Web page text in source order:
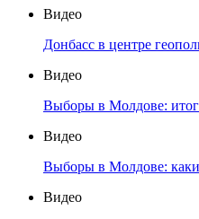
Видео
Донбасс в центре
Видео
Выборы в Молдове:
Видео
Выборы в Молдове:
Видео